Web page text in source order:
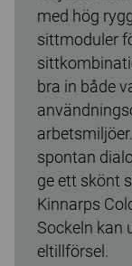
med hög
sittmoduler
bra in både
spontan
ge ett skönt
Kinnarps
Sockeln kan
eltillförsel.